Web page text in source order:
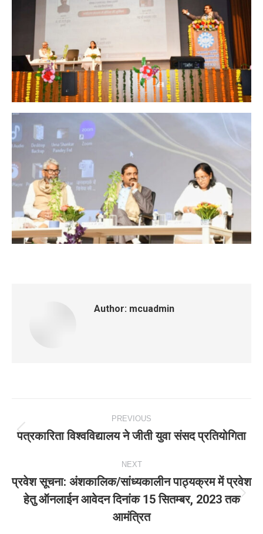
Author: mcuadmin
navigation
PREVIOUS
Previous
पत्रकारिता विश्वविद्यालय ने जीती युवा संसद प्रतियोगिता
NEXT
Next
post:
प्रवेश सूचना: अंशकालिक/सांध्‍यकालीन पाठ्यक्रम में प्रवेश
हेतु ऑनलाईन आवेदन दिनांक 15 सितम्‍बर, 2023 तक
आमंत्रित